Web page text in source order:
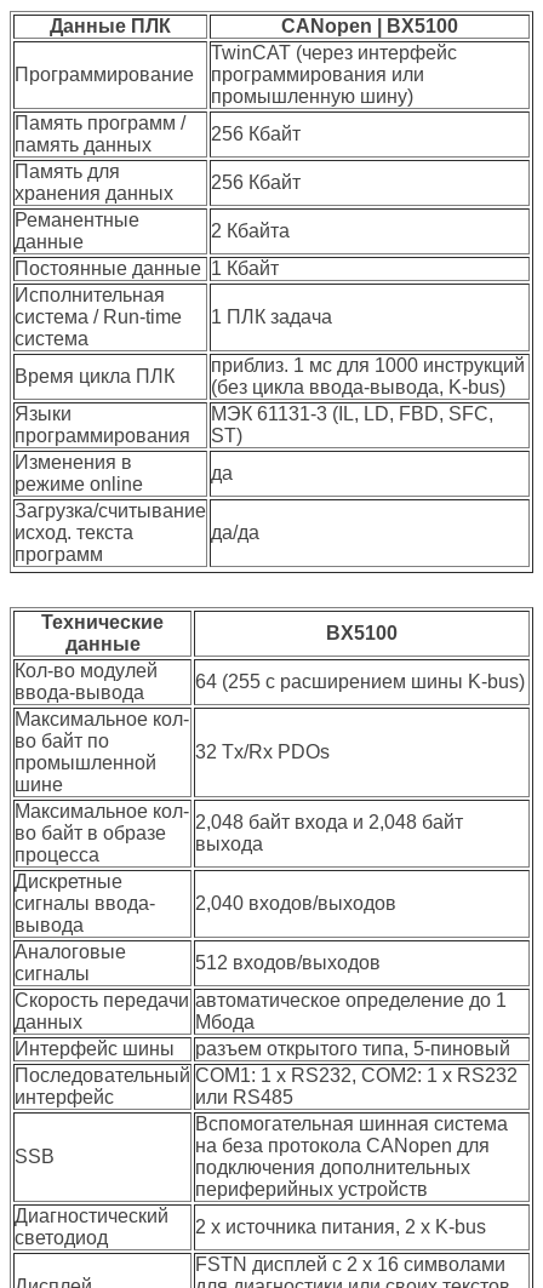
Данные ПЛК
CANopen | BX5100
Программирование
TwinCAT (через интерфейс
программирования или
промышленную шину)
Память программ /
память данных
256 Кбайт
Память для
хранения данных
256 Кбайт
Реманентные
данные
2 Кбайта
Постоянные данные 1 Кбайт
Исполнительная
система / Run-time
система
1 ПЛК задача
Время цикла ПЛК
приблиз. 1 мс для 1000 инструкций
(без цикла ввода-вывода, K-bus)
Языки
программирования
МЭК 61131-3 (IL, LD, FBD, SFC,
ST)
Изменения в
режиме online
да
Загрузка/считывание
исход. текста
программ
да/да
Технические
данные
BX5100
Кол-во модулей
ввода-вывода
64 (255 с расширением шины K-bus)
Максимальное кол-
во байт по
промышленной
шине
32 Tx/Rx PDOs
Максимальное кол-
во байт в образе
процесса
2,048 байт входа и 2,048 байт
выхода
Дискретные
сигналы ввода-
вывода
2,040 входов/выходов
Аналоговые
сигналы
512 входов/выходов
Скорость передачи
данных
автоматическое определение до 1
Мбода
Интерфейс шины
разъем открытого типа, 5-пиновый
Последовательный
интерфейс
COM1: 1 x RS232, COM2: 1 x RS232
или RS485
SSB
Вспомогательная шинная система
на беза протокола CANopen для
подключения дополнительных
периферийных устройств
Диагностический
светодиод
2 x источника питания, 2 x K-bus
FSTN дисплей с 2 x 16 символами